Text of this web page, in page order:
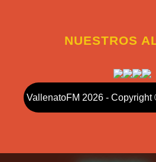
NUESTROS
VallenatoFM 2026 - Copyright